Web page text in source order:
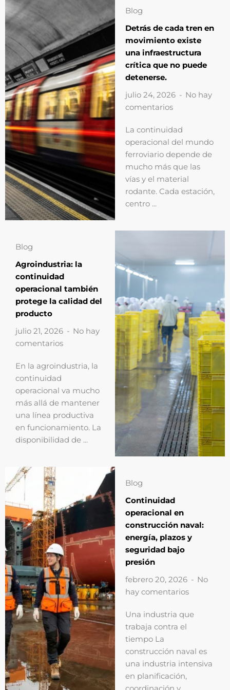
Blog
Detrás de cada tren en
movimiento existe
una infraestructura
crítica que no puede
detenerse.
julio 24, 2026
No hay
comentarios
La continuidad
operacional del mundo
ferroviario depende de
mucho más que las
vías y el material
rodante. Cada estación,
centro ...
Blog
Agroindustria: la
continuidad
operacional también
protege la calidad del
producto
julio 21, 2026
No hay
comentarios
En la agroindustria, la
continuidad
operacional va mucho
más allá de mantener
una línea productiva
en funcionamiento. La
disponibilidad de ...
Blog
Continuidad
operacional en
construcción naval:
energía, plazos y
seguridad bajo
presión
febrero 20, 2026
No
hay comentarios
Una industria que
trabaja contra el
tiempo La
construcción naval es
una industria intensiva
en planificación,